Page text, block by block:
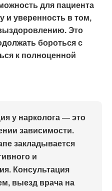
для пациента
и уверенность в том,
Это
бороться с
к полноценной
у нарколога — это
зависимости.
закладывается
и
Консультация
выезд врача на